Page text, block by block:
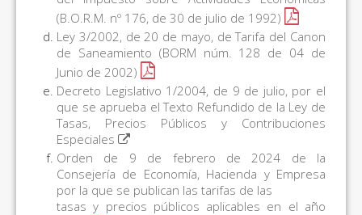
(B.O.R.M. nº 176, de 30 de julio de 1992)
Ley 3/2002, de 20 de mayo, de Tarifa del Canon
de Saneamiento (BORM núm. 128 de 04 de
Junio de 2002)
Decreto Legislativo 1/2004, de 9 de julio, por el
que se aprueba el Texto Refundido de la Ley de
Tasas, Precios Públicos y Contribuciones
Especiales
Orden de 9 de febrero de 2024 de la
Consejería de Economía, Hacienda y Empresa
por la que se publican las tarifas de las
tasas y precios públicos aplicables en el año